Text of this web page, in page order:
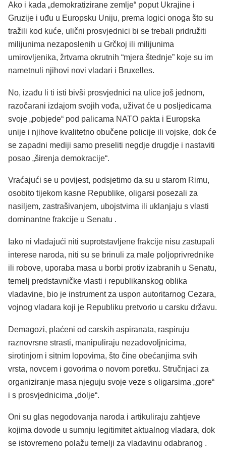
Ako i kada „demokratizirane zemlje“ poput Ukrajine i
Gruzije i uđu u Europsku Uniju, prema logici onoga što su
tražili kod kuće, ulični prosvjednici bi se trebali pridružiti
milijunima nezaposlenih u Grčkoj ili milijunima
umirovljenika, žrtvama okrutnih “mjera štednje” koje su im
nametnuli njihovi novi vladari i Bruxelles.
No, izađu li ti isti bivši prosvjednici na ulice još jednom,
razočarani izdajom svojih vođa, uživat će u posljedicama
svoje „pobjede“ pod palicama NATO pakta i Europska
unije i njihove kvalitetno obučene policije ili vojske, dok će
se zapadni mediji samo preseliti negdje drugdje i nastaviti
posao „širenja demokracije“.
Vraćajući se u povijest, podsjetimo da su u starom Rimu,
osobito tijekom kasne Republike, oligarsi posezali za
nasiljem, zastrašivanjem, ubojstvima ili uklanjaju s vlasti
dominantne frakcije u Senatu .
Iako ni vladajući niti suprotstavljene frakcije nisu zastupali
interese naroda, niti su se brinuli za male poljoprivrednike
ili robove, uporaba masa u borbi protiv izabranih u Senatu,
temelj predstavničke vlasti i republikanskog oblika
vladavine, bio je instrument za uspon autoritarnog Cezara,
vojnog vladara koji je Republiku pretvorio u carsku državu.
Demagozi, plaćeni od carskih aspiranata, raspiruju
raznovrsne strasti, manipuliraju nezadovoljnicima,
sirotinjom i sitnim lopovima, što čine obećanjima svih
vrsta, novcem i govorima o novom poretku. Stručnjaci za
organiziranje masa njeguju svoje veze s oligarsima „gore“
i s prosvjednicima „dolje“.
Oni su glas negodovanja naroda i artikuliraju zahtjeve
kojima dovode u sumnju legitimitet aktualnog vladara, dok
se istovremeno polažu temelji za vladavinu odabranog .